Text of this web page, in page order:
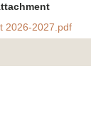
2026-2027.pdf